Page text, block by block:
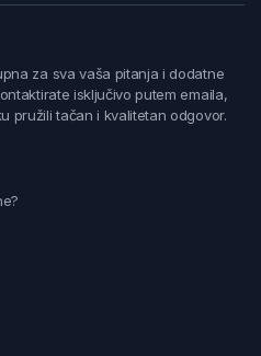
za sva vaša pitanja i dodatne
isključivo putem emaila,
pružili tačan i kvalitetan odgovor.